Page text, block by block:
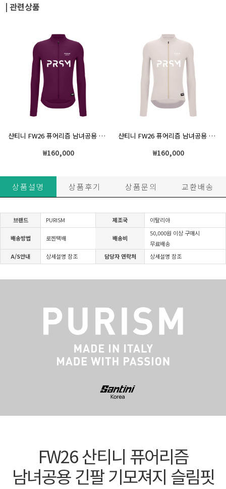
| 관련상품
산티니 FW26 퓨어리즘 남녀공용 긴팔 기모져지 슬림핏 버건디
₩160,000
산티니 FW26 퓨어리즘 남녀공용 긴팔 기모져지 슬림핏 카푸치노
₩160,000
상품설명 상품후기 상품문의 교환배송
브랜드 PURISM 제조국 이탈리아
배송방법 로젠택배 배송비
50,000원 이상 구매시
무료배송
A/S안내
상세설명 참조 담당자 연락처 상세설명 참조
FW26 산티니 퓨어리즘
남녀공용 긴팔 기모져지 슬림핏